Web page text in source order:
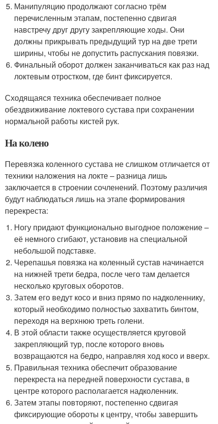
Манипуляцию продолжают согласно трём
перечисленным этапам, постепенно сдвигая
навстречу друг другу закрепляющие ходы. Они
должны прикрывать предыдущий тур на две трети
ширины, чтобы не допустить распускания повязки.
Финальный оборот должен заканчиваться как раз над
локтевым отростком, где бинт фиксируется.
Сходящаяся техника обеспечивает полное
обездвиживание локтевого сустава при сохранении
нормальной работы кистей рук.
На колено
Перевязка коленного сустава не слишком отличается от
техники наложения на локте – разница лишь
заключается в строении сочленений. Поэтому различия
будут наблюдаться лишь на этапе формирования
перекреста:
Ногу придают функционально выгодное положение –
её немного сгибают, установив на специальной
небольшой подставке.
Черепашья повязка на коленный сустав начинается
на нижней трети бедра, после чего там делается
несколько круговых оборотов.
Затем его ведут косо и вниз прямо по надколеннику,
который необходимо полностью захватить бинтом,
переходя на верхнюю треть голени.
В этой области также осуществляется круговой
закрепляющий тур, после которого вновь
возвращаются на бедро, направляя ход косо и вверх.
Правильная техника обеспечит образование
перекреста на передней поверхности сустава, в
центре которого располагается надколенник.
Затем этапы повторяют, постепенно сдвигая
фиксирующие обороты к центру, чтобы завершить